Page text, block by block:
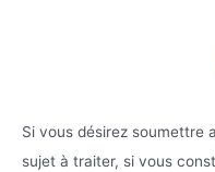
Si vous désirez soumettre
sujet à traiter, si vous